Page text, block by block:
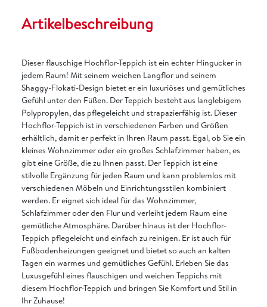
Artikelbeschreibung
Dieser flauschige Hochflor-Teppich ist ein echter Hingucker in
jedem Raum! Mit seinem weichen Langflor und seinem
Shaggy-Flokati-Design bietet er ein luxuriöses und gemütliches
Gefühl unter den Füßen. Der Teppich besteht aus langlebigem
Polypropylen, das pflegeleicht und strapazierfähig ist. Dieser
Hochflor-Teppich ist in verschiedenen Farben und Größen
erhältlich, damit er perfekt in Ihren Raum passt. Egal, ob Sie ein
kleines Wohnzimmer oder ein großes Schlafzimmer haben, es
gibt eine Größe, die zu Ihnen passt. Der Teppich ist eine
stilvolle Ergänzung für jeden Raum und kann problemlos mit
verschiedenen Möbeln und Einrichtungsstilen kombiniert
werden. Er eignet sich ideal für das Wohnzimmer,
Schlafzimmer oder den Flur und verleiht jedem Raum eine
gemütliche Atmosphäre. Darüber hinaus ist der Hochflor-
Teppich pflegeleicht und einfach zu reinigen. Er ist auch für
Fußbodenheizungen geeignet und bietet so auch an kalten
Tagen ein warmes und gemütliches Gefühl. Erleben Sie das
Luxusgefühl eines flauschigen und weichen Teppichs mit
diesem Hochflor-Teppich und bringen Sie Komfort und Stil in
Ihr Zuhause!